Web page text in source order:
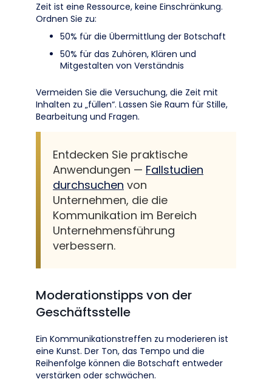
Zeit ist eine Ressource, keine Einschränkung.
Ordnen Sie zu:
50% für die Übermittlung der Botschaft
50% für das Zuhören, Klären und
Mitgestalten von Verständnis
Vermeiden Sie die Versuchung, die Zeit mit
Inhalten zu „füllen“. Lassen Sie Raum für Stille,
Bearbeitung und Fragen.
Entdecken Sie praktische
Anwendungen — Fallstudien
durchsuchen von
Unternehmen, die die
Kommunikation im Bereich
Unternehmensführung
verbessern.
Moderationstipps von der
Geschäftsstelle
Ein Kommunikationstreffen zu moderieren ist
eine Kunst. Der Ton, das Tempo und die
Reihenfolge können die Botschaft entweder
verstärken oder schwächen.